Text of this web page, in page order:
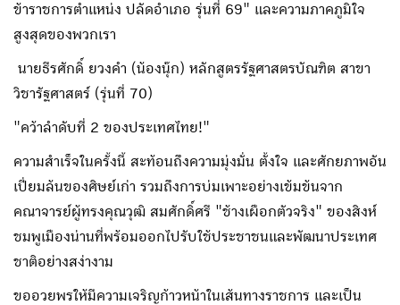
ข้าราชการตำแหน่ง ปลัดอำเภอ รุ่นที่ 69" และความภาคภูมิใจ
สูงสุดของพวกเรา
นายธีรศักดิ์ ยวงคำ (น้องนุ๊ก) หลักสูตรรัฐศาสตรบัณฑิต สาขา
วิชารัฐศาสตร์ (รุ่นที่ 70)
"คว้าลำดับที่ 2 ของประเทศไทย!"
ความสำเร็จในครั้งนี้ สะท้อนถึงความมุ่งมั่น ตั้งใจ และศักยภาพอัน
เปี่ยมล้นของศิษย์เก่า รวมถึงการบ่มเพาะอย่างเข้มข้นจาก
คณาจารย์ผู้ทรงคุณวุฒิ สมศักดิ์ศรี "ช้างเผือกตัวจริง" ของสิงห์
ชมพูเมืองน่านที่พร้อมออกไปรับใช้ประชาชนและพัฒนาประเทศ
ชาติอย่างสง่างาม
ขออวยพรให้มีความเจริญก้าวหน้าในเส้นทางราชการ และเป็น